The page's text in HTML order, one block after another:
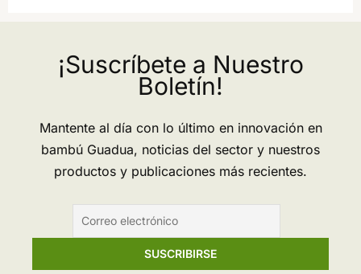
¡Suscríbete a Nuestro
Boletín!
Mantente al día con lo último en innovación en
bambú Guadua, noticias del sector y nuestros
productos y publicaciones más recientes.